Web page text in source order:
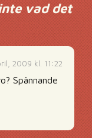
vad det
2009 kl. 11:22
Spännande